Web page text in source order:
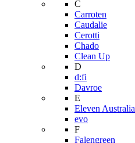
C
Carroten
Caudalie
Cerotti
Chado
Clean Up
D
d:fi
Davroe
E
Eleven Australia
evo
F
Falengreen